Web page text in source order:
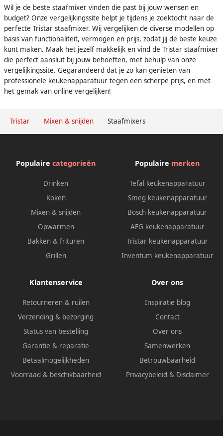
Tristar Mixen & snijden Staafmixers
Wil je de beste staafmixer vinden die past bij jouw wensen en
budget? Onze vergelijkingssite helpt je tijdens je zoektocht naar de
perfecte Tristar staafmixer. Wij vergelijken de diverse modellen op
basis van functionaliteit, vermogen en prijs, zodat jij de beste keuze
kunt maken. Maak het jezelf makkelijk en vind de Tristar staafmixer
die perfect aansluit bij jouw behoeften, met behulp van onze
vergelijkingssite. Gegarandeerd dat je zo kan genieten van
professionele keukenapparatuur tegen een scherpe prijs, en met
het gemak van online vergelijken!
Populaire categorieën
Drinken
Koken
Mixen & snijden
Opwarmen
Bakken & frituren
Grillen
Populaire merken
Tefal keukenapparatuur
Smeg keukenapparatuur
Bosch keukenapparatuur
AEG keukenapparatuur
Tristar keukenapparatuur
Inventum keukenapparatuur
Klantenservice
Retourneren & ruilen
Verzending & bezorging
Status van bestelling
Garantie & reparatie
Betaalmogelijkheden
Voorraad & beschikbaarheid
Over ons
Inspiratie blog
Contact
Over ons
Samenwerken
Betrouwbaarheid
Privacybeleid & Disclaimer